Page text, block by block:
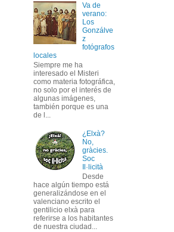
Va de
verano:
Los
Gonzálve
z
fotógrafos
locales
Siempre me ha
interesado el Misteri
como materia fotográfica,
no solo por el interés de
algunas imágenes,
también porque es una
de l...
¿Elxà?
No,
gràcies.
Soc
Il·licità
Desde
hace algún tiempo está
generalizándose en el
valenciano escrito el
gentilicio elxà para
referirse a los habitantes
de nuestra ciudad...